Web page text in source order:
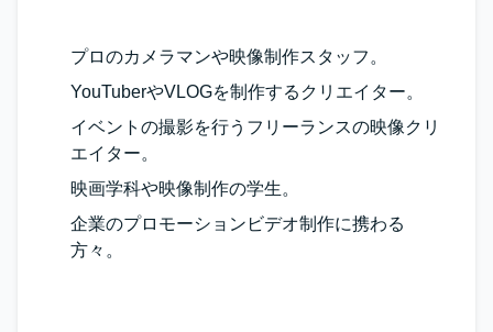
プロのカメラマンや映像制作スタッフ。
YouTuberやVLOGを制作するクリエイター。
イベントの撮影を行うフリーランスの映像クリ
エイター。
映画学科や映像制作の学生。
企業のプロモーションビデオ制作に携わる
方々。